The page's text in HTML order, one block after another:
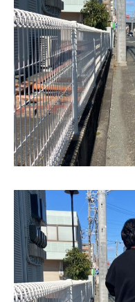
053-488-5127
10:00〜19:00 水曜定休